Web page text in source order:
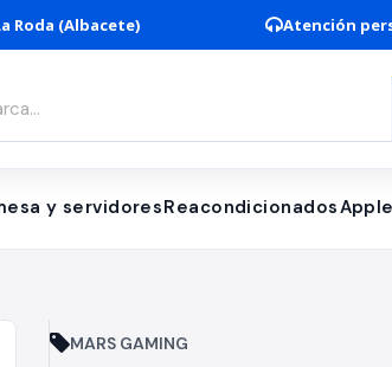
Roda (Albacete) Atención
y servidoresReacondicionadosApple
MARS GAMING